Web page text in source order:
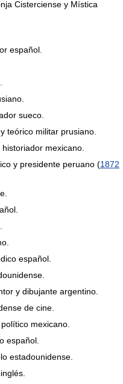
Cisterciense y Mística
español.
sueco.
teórico militar prusiano.
historiador mexicano.
y presidente peruano (1872
español.
y dibujante argentino.
de cine.
político mexicano.
español.
estadounidense.